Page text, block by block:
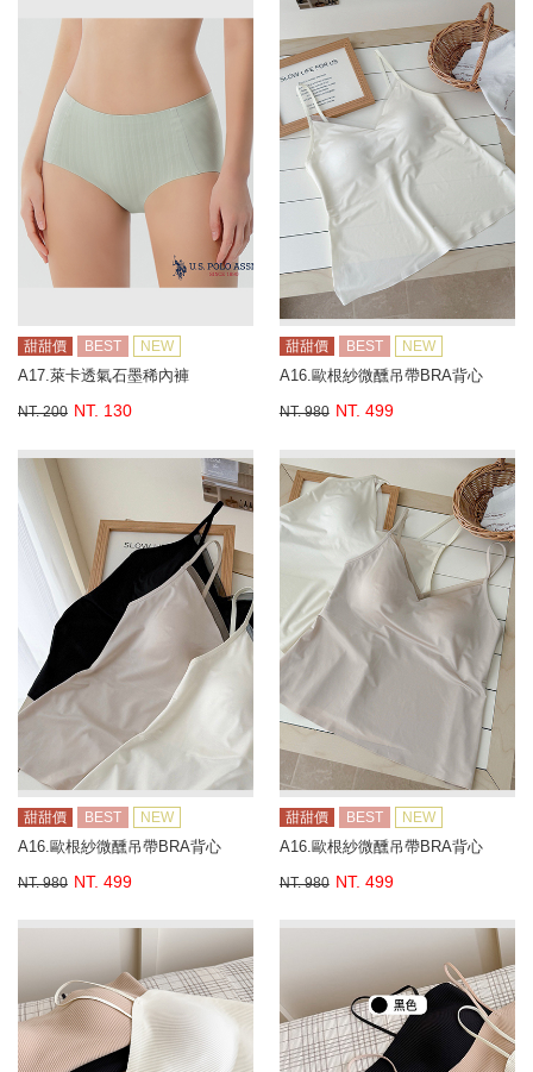
甜甜價 BEST NEW
A17.萊卡透氣石墨稀內褲
NT. 200 NT. 130
甜甜價 BEST NEW
A16.歐根紗微醺吊帶BRA背心
NT. 980 NT. 499
甜甜價 BEST NEW
A16.歐根紗微醺吊帶BRA背心
NT. 980 NT. 499
甜甜價 BEST NEW
A16.歐根紗微醺吊帶BRA背心
NT. 980 NT. 499